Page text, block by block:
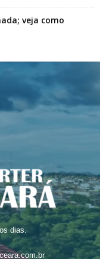
veja como
dias.